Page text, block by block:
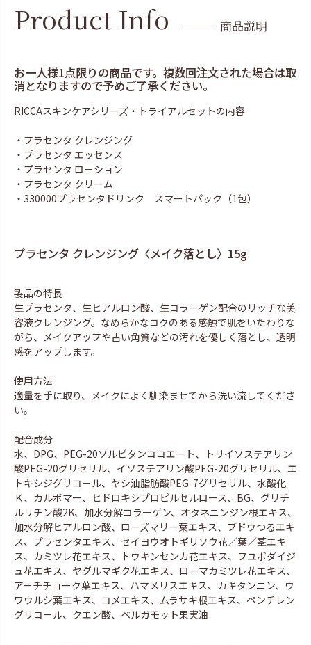
Product Info 商品説明
お一人様1点限りの商品です。複数回注文された場合は取
消となりますので予めご了承ください。
RICCAスキンケアシリーズ・トライアルセットの内容
・プラセンタ クレンジング
・プラセンタ エッセンス
・プラセンタ ローション
・プラセンタ クリーム
・330000プラセンタドリンク スマートパック（1包）
プラセンタ クレンジング〈メイク落とし〉15g
製品の特長
生プラセンタ、生ヒアルロン酸、生コラーゲン配合のリッチな美
容液クレンジング。なめらかなコクのある感触で肌をいたわりな
がら、メイクアップや古い角質などの汚れを優しく落とし、透明
感をアップします。
使用方法
適量を手に取り、メイクによく馴染ませてから洗い流してくださ
い。
配合成分
水、DPG、PEG-20ソルビタンココエート、トリイソステアリン
酸PEG-20グリセリル、イソステアリン酸PEG-20グリセリル、エ
トキシジグリコール、ヤシ油脂肪酸PEG-7グリセリル、水酸化
Ｋ、カルボマー、ヒドロキシプロピルセルロース、BG、グリチ
ルリチン酸2K、加水分解コラーゲン、オタネニンジン根エキス、
加水分解ヒアルロン酸、ローズマリー葉エキス、ブドウつるエキ
ス、プラセンタエキス、セイヨウオトギリソウ花／葉／茎エキ
ス、カミツレ花エキス、トウキンセンカ花エキス、フユボダイジ
ュ花エキス、ヤグルマギク花エキス、ローマカミツレ花エキス、
アーチチョーク葉エキス、ハマメリスエキス、カキタンニン、ウ
ワウルシ葉エキス、コメエキス、ムラサキ根エキス、ペンチレン
グリコール、クエン酸、ベルガモット果実油